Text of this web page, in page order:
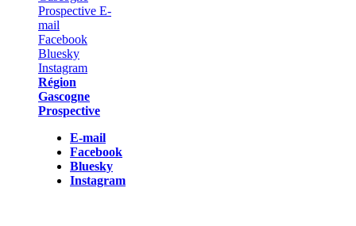
Région
Gascogne
Prospective
E-mail
Facebook
Bluesky
Instagram